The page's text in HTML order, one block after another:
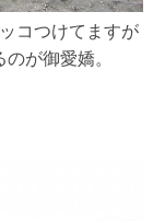
コつけてますが
が御愛嬌。